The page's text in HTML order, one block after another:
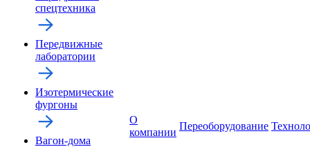
спецтехника
Передвижные
лаборатории
Изотермические
фургоны
Вагон-дома
О
компании
Переоборудование